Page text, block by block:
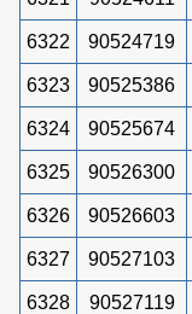
6322 90524719
6323 90525386
6324 90525674
6325 90526300
6326 90526603
6327 90527103
6328 90527119